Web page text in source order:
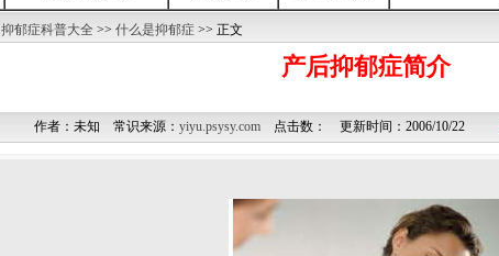
抑郁症科普大全 >> 什么是抑郁症 >> 正文
产后抑郁症简介
作者：未知 常识来源： yiyu.psysy.com点击数： 更新时间：2006/10/22